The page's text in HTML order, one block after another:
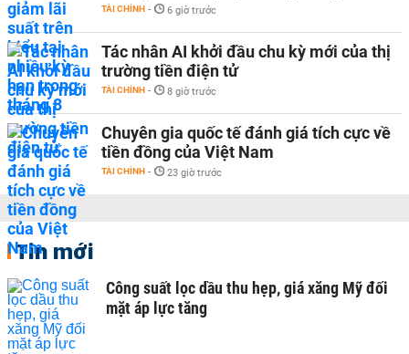
TÀI CHÍNH - 6 giờ trước
Tác nhân AI khởi đầu chu kỳ mới của thị
trường tiền điện tử
TÀI CHÍNH - 8 giờ trước
Chuyên gia quốc tế đánh giá tích cực về
tiền đồng của Việt Nam
TÀI CHÍNH - 23 giờ trước
Tin mới
Công suất lọc dầu thu hẹp, giá xăng Mỹ đối
mặt áp lực tăng